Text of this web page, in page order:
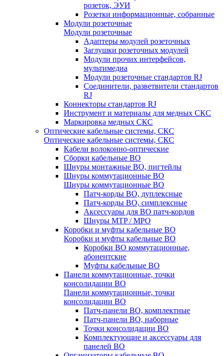
розеток, ЭУИ
Розетки информационные, собранные
Модули розеточные
Модули розеточные
Адаптеры модулей розеточных
Заглушки розеточных модулей
Модули прочих интерфейсов,
мультимедиа
Модули розеточные стандартов RJ
Соединители, разветвители стандартов
RJ
Коннекторы стандартов RJ
Инструмент и материалы для медных СКС
Маркировка медных СКС
Оптические кабельные системы, СКС
Оптические кабельные системы, СКС
Кабели волоконно-оптические
Сборки кабельные ВО
Шнуры монтажные ВО, пигтейлы
Шнуры коммутационные ВО
Шнуры коммутационные ВО
Патч-корды ВО, дуплексные
Патч-корды ВО, симплексные
Аксессуары для ВО патч-кордов
Шнуры MTP / MPO
Коробки и муфты кабельные ВО
Коробки и муфты кабельные ВО
Коробки ВО коммутационные,
абонентские
Муфты кабельные ВО
Панели коммутационные, точки
консолидации ВО
Панели коммутационные, точки
консолидации ВО
Патч-панели ВО, комплектные
Патч-панели ВО, наборные
Точки консолидации ВО
Комплектующие и аксессуары для
панелей ВО